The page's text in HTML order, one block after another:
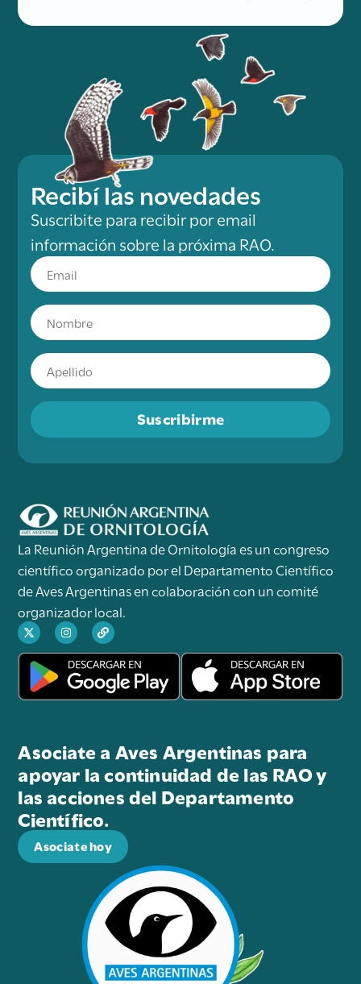
Recibí las novedades
Suscribite para recibir por email
información sobre la próxima RAO.
Suscribirme
La Reunión Argentina de Ornitología es un congreso
científico organizado por el Departamento Científico
de Aves Argentinas en colaboración con un comité
organizador local.
Asociate a Aves Argentinas para
apoyar la continuidad de las RAO y
las acciones del Departamento
Científico.
Asociate hoy